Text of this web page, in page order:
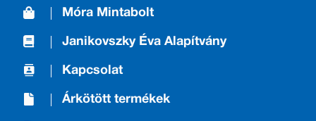
Móra Mintabolt
Janikovszky Éva Alapítvány
Kapcsolat
Árkötött termékek